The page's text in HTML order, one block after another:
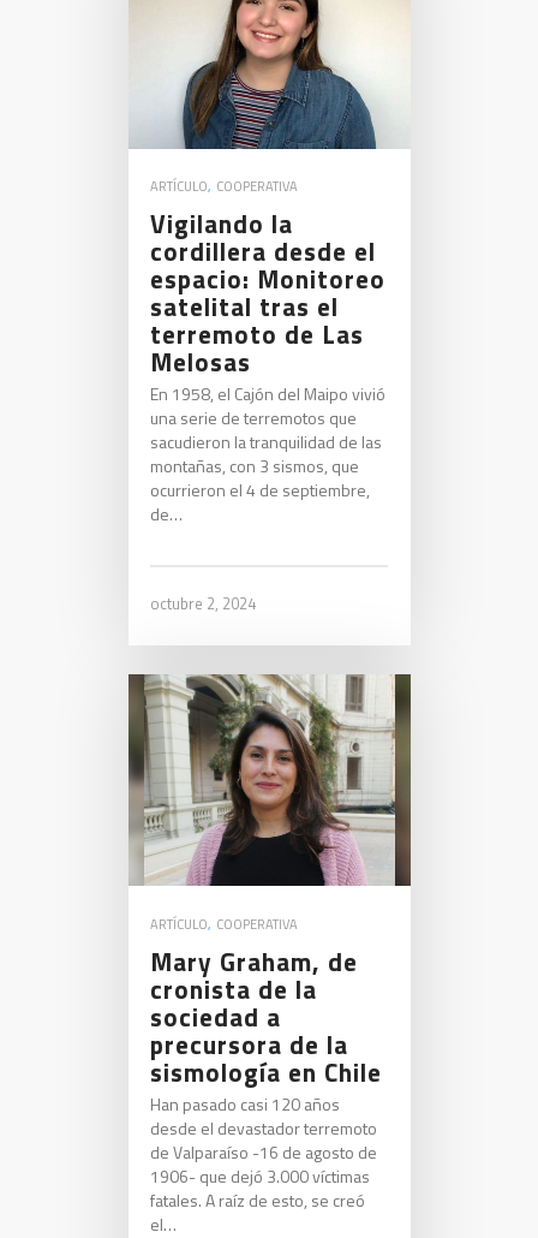
ARTÍCULO, COOPERATIVA
Vigilando la
cordillera desde el
espacio: Monitoreo
satelital tras el
terremoto de Las
Melosas
En 1958, el Cajón del Maipo vivió
una serie de terremotos que
sacudieron la tranquilidad de las
montañas, con 3 sismos, que
ocurrieron el 4 de septiembre,
de…
octubre 2, 2024
ARTÍCULO, COOPERATIVA
Mary Graham, de
cronista de la
sociedad a
precursora de la
sismología en Chile
Han pasado casi 120 años
desde el devastador terremoto
de Valparaíso -16 de agosto de
1906- que dejó 3.000 víctimas
fatales. A raíz de esto, se creó
el…